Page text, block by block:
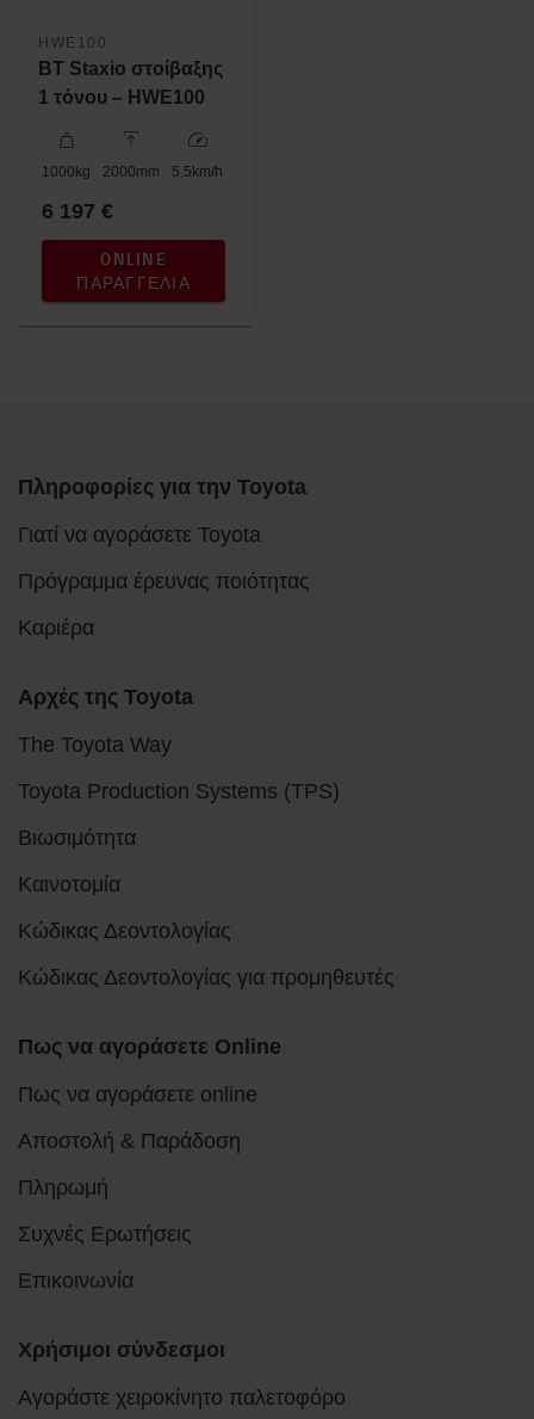
HWE100
BT Staxio στοίβαξης
1 τόνου – HWE100
1000kg 2000mm 5.5km/h
6 197 €
ONLINE
ΠΑΡΑΓΓΕΛΊΑ
Πληροφορίες για την Toyota
Γιατί να αγοράσετε Toyota
Πρόγραμμα έρευνας ποιότητας
Καριέρα
Αρχές της Toyota
The Toyota Way
Toyota Production Systems (TPS)
Βιωσιμότητα
Καινοτομία
Κώδικας Δεοντολογίας
Κώδικας Δεοντολογίας για προμηθευτές
Πως να αγοράσετε Online
Πως να αγοράσετε online
Αποστολή & Παράδοση
Πληρωμή
Συχνές Ερωτήσεις
Επικοινωνία
Χρήσιμοι σύνδεσμοι
Αγοράστε χειροκίνητο παλετοφόρο